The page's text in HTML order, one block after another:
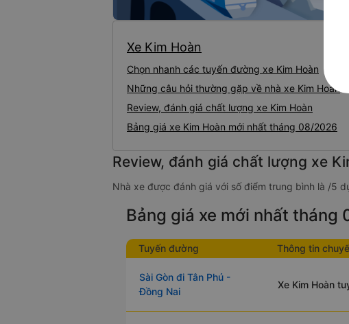
Xe Kim Hoàn
Chọn nhanh các tuyến đường xe Kim Hoàn
Những câu hỏi thường gặp về nhà xe Kim Hoàn
Review, đánh giá chất lượng xe Kim Hoàn
Bảng giá xe Kim Hoàn mới nhất tháng 08/2026
Review, đánh giá chất lượng xe
Nhà xe được đánh giá với số điểm trung bình là /5
Bảng giá xe mới nhất tháng
Tuyến đường Thông tin
Sài Gòn đi Tân Phú -
Đồng Nai
Xe Kim Hoàn